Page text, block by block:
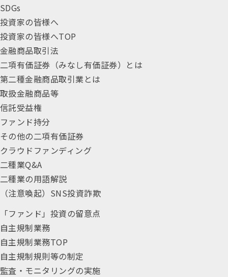
SDGs
投資家の皆様へ
投資家の皆様へTOP
金融商品取引法
二項有価証券（みなし有価証券）とは
第二種金融商品取引業とは
取扱金融商品等
信託受益権
ファンド持分
その他の二項有価証券
クラウドファンディング
二種業Q&A
二種業の用語解説
（注意喚起）SNS投資詐欺
「ファンド」投資の留意点
自主規制業務
自主規制業務TOP
自主規制規則等の制定
監査・モニタリングの実施